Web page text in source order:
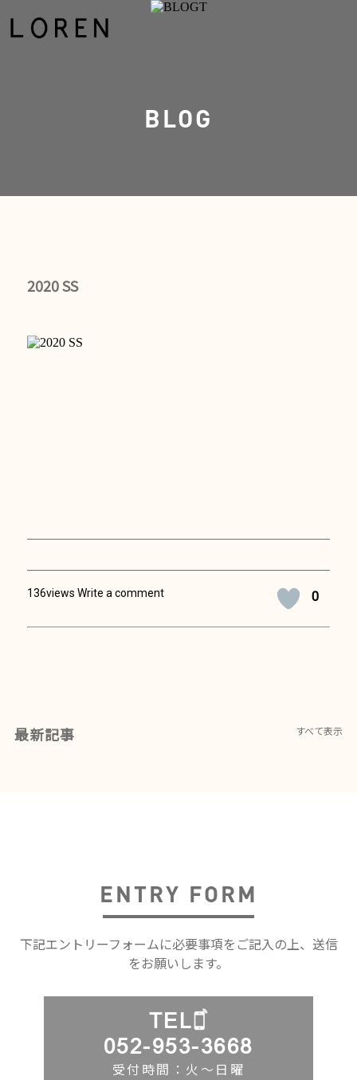
BLOG
2020 SS
136views Write a comment 0
最新記事 すべて表示
ENTRY FORM
下記エントリーフォームに必要事項をご記入の上、送信
をお願いします。
TEL
052-953-3668
受付時間：火〜日曜